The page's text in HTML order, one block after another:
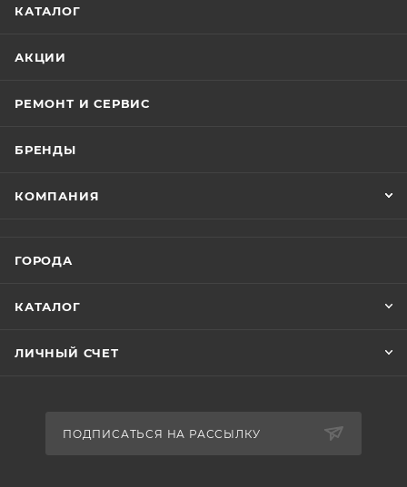
перемещаться и зависать на глубине, чтобы найти
дайвинга, океанографов, подводных операторов,
КАТАЛОГ
АКЦИИ
РЕМОНТ И СЕРВИС
БРЕНДЫ
КОМПАНИЯ
ГОРОДА
КАТАЛОГ
ЛИЧНЫЙ СЧЕТ
ПОДПИСАТЬСЯ НА РАССЫЛКУ